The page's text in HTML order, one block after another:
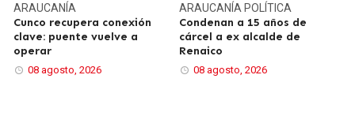
ARAUCANÍA
Cunco recupera conexión
clave: puente vuelve a
operar
08 agosto, 2026
ARAUCANÍA POLÍTICA
Condenan a 15 años de
cárcel a ex alcalde de
Renaico
08 agosto, 2026